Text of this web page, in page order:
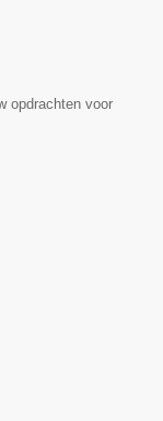
opdrachten voor